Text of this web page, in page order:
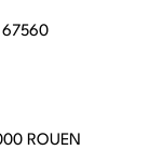
67560
ROUEN